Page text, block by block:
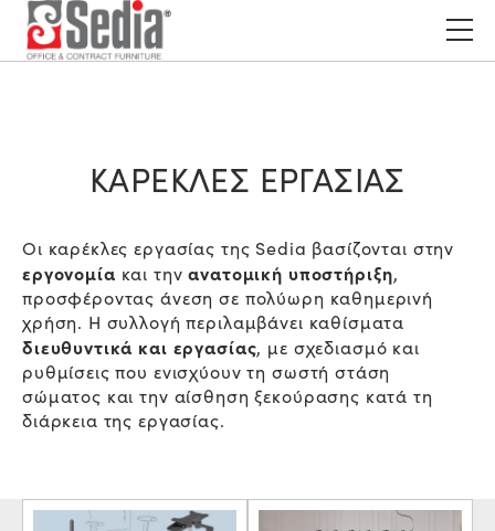
ΚΑΡΕΚΛΕΣ ΕΡΓΑΣΙΑΣ
Οι καρέκλες εργασίας της Sedia βασίζονται στην
εργονομία και τηνανατομική υποστήριξη,
προσφέροντας άνεση σε πολύωρη καθημερινή
χρήση. Η συλλογή περιλαμβάνει καθίσματα
διευθυντικά και εργασίας, με σχεδιασμό και
ρυθμίσεις που ενισχύουν τη σωστή στάση
σώματος και την αίσθηση ξεκούρασης κατά τη
διάρκεια της εργασίας.